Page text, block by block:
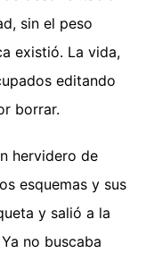
sin el peso
existió. La vida,
editando
borrar.
hervidero de
esquemas y sus
y salió a la
no buscaba